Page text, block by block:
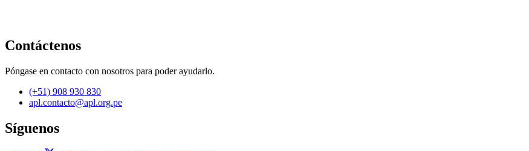
Contáctenos
Póngase en contacto con nosotros para poder ayudarlo.
(+51) 908 930 830
apl.contacto@apl.org.pe
Síguenos